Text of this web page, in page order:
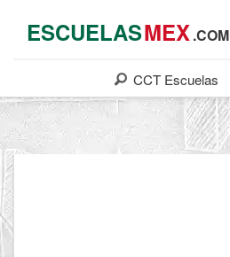
ESCUELASMEX.COM
CCT Escuelas